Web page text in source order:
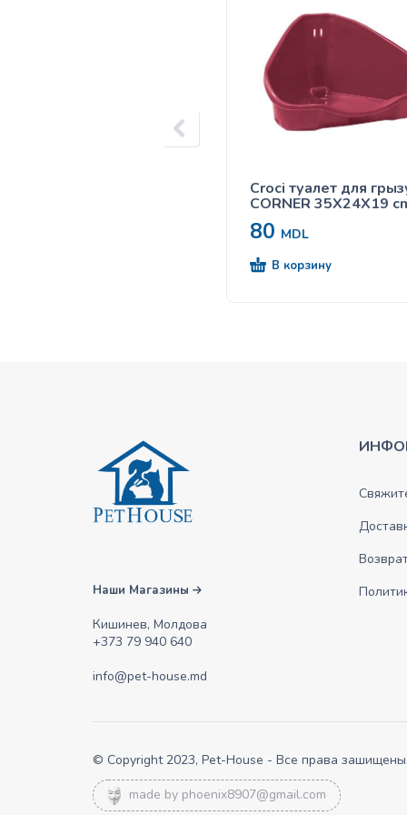
Croci туалет для
CORNER 35X24X19
80 MDL
В корзину
Наши Магазины
Кишинев, Молдова
+373 79 940 640
info@pet-house.md
© Copyright 2023, Pet-House - Все права зашищены.
made by phoenix8907@gmail.com